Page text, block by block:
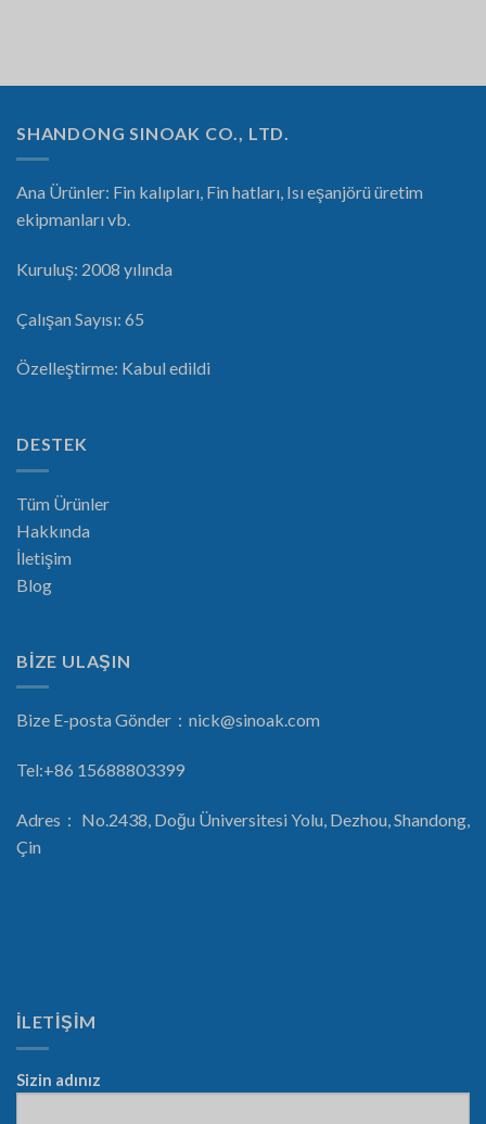
SHANDONG SINOAK CO., LTD.
Ana Ürünler: Fin kalıpları, Fin hatları, Isı eşanjörü üretim
ekipmanları vb.
Kuruluş: 2008 yılında
Çalışan Sayısı: 65
Özelleştirme: Kabul edildi
DESTEK
Tüm Ürünler
Hakkında
İletişim
Blog
BİZE ULAŞIN
Bize E-posta Gönder： nick@sinoak.com
Tel:+86 15688803399
Adres： No.2438, Doğu Üniversitesi Yolu, Dezhou, Shandong,
Çin
İLETİŞİM
Sizin adınız